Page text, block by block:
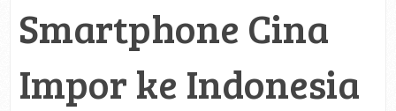
Smartphone Cina
Impor ke Indonesia